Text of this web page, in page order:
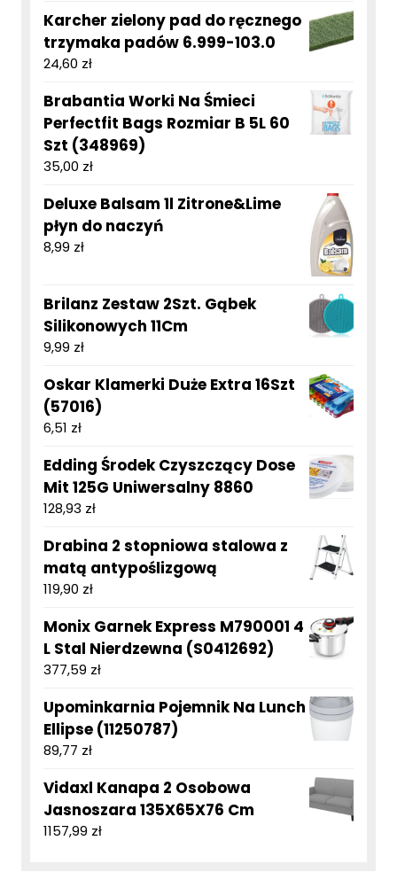
Karcher zielony pad do ręcznego
trzymaka padów 6.999-103.0
24,60 zł
Brabantia Worki Na Śmieci
Perfectfit Bags Rozmiar B 5L 60
Szt (348969)
35,00 zł
Deluxe Balsam 1l Zitrone&Lime
płyn do naczyń
8,99 zł
Brilanz Zestaw 2Szt. Gąbek
Silikonowych 11Cm
9,99 zł
Oskar Klamerki Duże Extra 16Szt
(57016)
6,51 zł
Edding Środek Czyszczący Dose
Mit 125G Uniwersalny 8860
128,93 zł
Drabina 2 stopniowa stalowa z
matą antypoślizgową
119,90 zł
Monix Garnek Express M790001 4
L Stal Nierdzewna (S0412692)
377,59 zł
Upominkarnia Pojemnik Na Lunch
Ellipse (11250787)
89,77 zł
Vidaxl Kanapa 2 Osobowa
Jasnoszara 135X65X76 Cm
1157,99 zł